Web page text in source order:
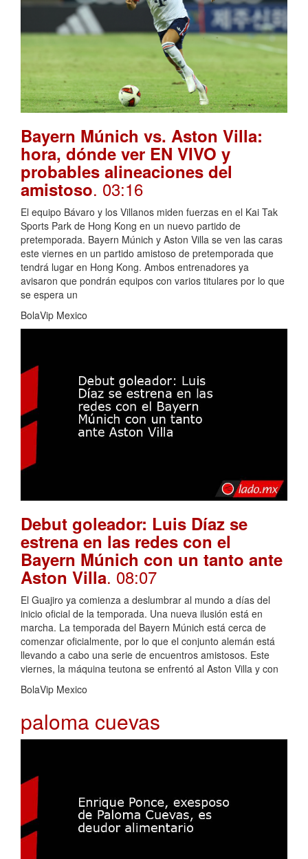
Bayern Múnich vs. Aston Villa:
hora, dónde ver EN VIVO y
probables alineaciones del
amistoso. 03:16
El equipo Bávaro y los Villanos miden fuerzas en el Kai Tak
Sports Park de Hong Kong en un nuevo partido de
pretemporada. Bayern Múnich y Aston Villa se ven las caras
este viernes en un partido amistoso de pretemporada que
tendrá lugar en Hong Kong. Ambos entrenadores ya
avisaron que pondrán equipos con varios titulares por lo que
se espera un
BolaVip Mexico
Debut goleador: Luis Díaz se
estrena en las redes con el
Bayern Múnich con un tanto ante
Aston Villa. 08:07
El Guajiro ya comienza a deslumbrar al mundo a días del
inicio oficial de la temporada. Una nueva ilusión está en
marcha. La temporada del Bayern Múnich está cerca de
comenzar oficialmente, por lo que el conjunto alemán está
llevando a cabo una serie de encuentros amistosos. Este
viernes, la máquina teutona se enfrentó al Aston Villa y con
BolaVip Mexico
paloma cuevas